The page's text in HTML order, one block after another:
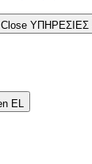
Close ΥΠΗΡΕΣΙΕΣ
EL